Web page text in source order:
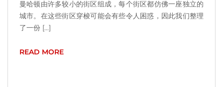
曼哈顿由许多较小的街区组成，每个街区都仿佛一座独立的
城市。在这些街区穿梭可能会有些令人困惑，因此我们整理
了一份 [...]
READ MORE